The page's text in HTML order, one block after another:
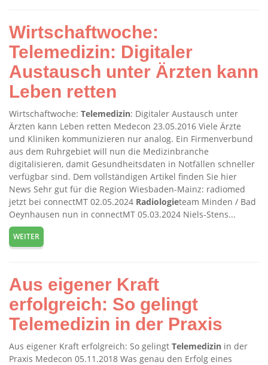
Wirtschaftwoche:
Telemedizin: Digitaler
Austausch unter Ärzten kann
Leben retten
Wirtschaftwoche: Telemedizin: Digitaler Austausch unter
Ärzten kann Leben retten Medecon 23.05.2016 Viele Ärzte
und Kliniken kommunizieren nur analog. Ein Firmenverbund
aus dem Ruhrgebiet will nun die Medizinbranche
digitalisieren, damit Gesundheitsdaten in Notfällen schneller
verfügbar sind. Dem vollständigen Artikel finden Sie hier
News Sehr gut für die Region Wiesbaden-Mainz: radiomed
jetzt bei connectMT 02.05.2024 Radiologieteam Minden / Bad
Oeynhausen nun in connectMT 05.03.2024 Niels-Stens...
WEITER
Aus eigener Kraft
erfolgreich: So gelingt
Telemedizin in der Praxis
Aus eigener Kraft erfolgreich: So gelingt Telemedizin in der
Praxis Medecon 05.11.2018 Was genau den Erfolg eines